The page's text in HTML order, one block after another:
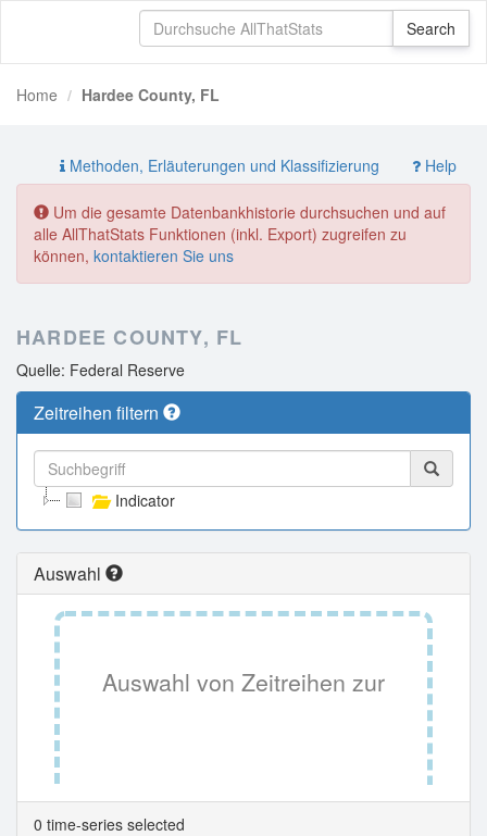
Home Hardee County, FL
Methoden, Erläuterungen und Klassifizierung Help
Um die gesamte Datenbankhistorie durchsuchen und auf
alle AllThatStats Funktionen (inkl. Export) zugreifen zu
können, kontaktieren Sie uns
HARDEE COUNTY, FL
Quelle: Federal Reserve
Zeitreihen filtern
Indicator
Auswahl
Auswahl von Zeitreihen zur
Tabellenansicht.
0 time-series selected